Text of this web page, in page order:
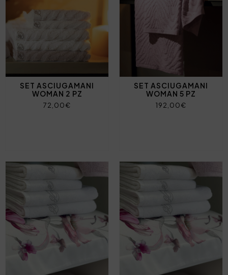
SET ASCIUGAMANI
WOMAN 2 PZ
72,00€
SET ASCIUGAMANI
WOMAN 5 PZ
192,00€